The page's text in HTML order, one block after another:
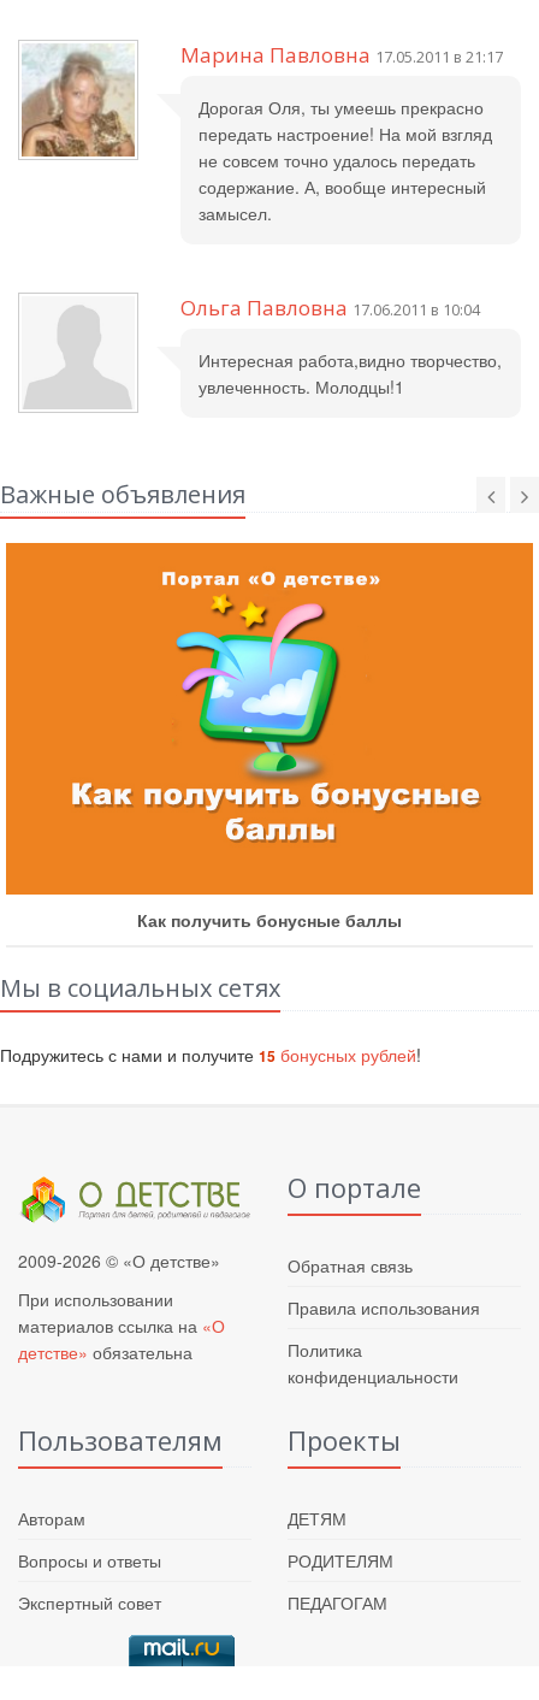
Марина Павловна 17.05.2011 в 21:17
Дорогая Оля, ты умеешь прекрасно
передать настроение! На мой взгляд
не совсем точно удалось передать
содержание. А, вообще интересный
замысел.
Ольга Павловна 17.06.2011 в 10:04
Интересная работа,видно творчество,
увлеченность. Молодцы!1
Важные объявления
Как получить бонусные баллы
Мы в социальных сетях
Подружитесь с нами и получите 15 бонусных рублей!
2009-2026 © «О детстве»
При использовании
материалов ссылка на «О
детстве» обязательна
О портале
Обратная связь
Правила использования
Политика
конфиденциальности
Пользователям
Авторам
Вопросы и ответы
Экспертный совет
Проекты
ДЕТЯМ
РОДИТЕЛЯМ
ПЕДАГОГАМ